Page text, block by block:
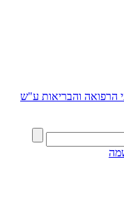
הרפואה והבריאות ע"ש